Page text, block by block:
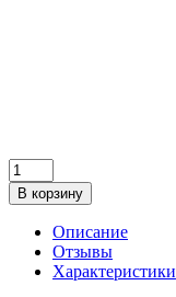
В корзину
Описание
Отзывы
Характеристики